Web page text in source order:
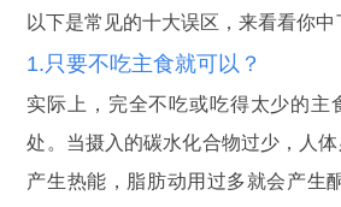
以下是常见的十大误区，来看看你中
1.只要不吃主食就可以？
实际上，完全不吃或吃得太少的主
处。当摄入的碳水化合物过少，人
产生热能，脂肪动用过多就会产生